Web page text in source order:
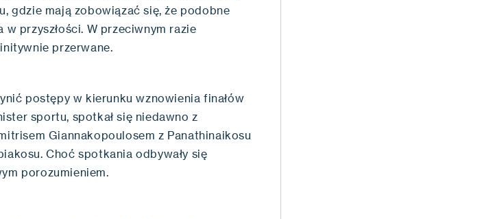
gdzie mają zobowiązać się, że podobne
w przyszłości. W przeciwnym razie
przerwane.
postępy w kierunku wznowienia finałów
sportu, spotkał się niedawno z
Giannakopoulosem z Panathinaikosu
Choć spotkania odbywały się
porozumieniem.